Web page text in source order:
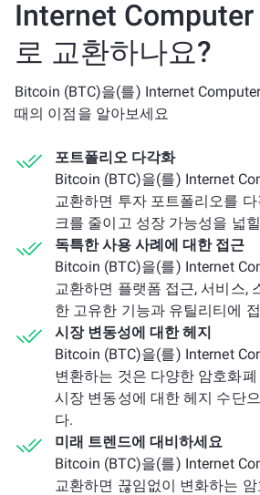
Internet Computer
로 교환하나요?
Bitcoin (BTC)을(를) Internet
때의 이점을 알아보세요
포트폴리오 다각화
Bitcoin (BTC)을(를) Internet
교환하면 투자 포트폴리오를
크를 줄이고 성장 가능성을 넓
독특한 사용 사례에 대한 접근
Bitcoin (BTC)을(를) Internet
교환하면 플랫폼 접근, 서비스,
한 고유한 기능과 유틸리티에
시장 변동성에 대한 헤지
Bitcoin (BTC)을(를) Internet
변환하는 것은 다양한 암호화
시장 변동성에 대한 헤지 수단
다.
미래 트렌드에 대비하세요
Bitcoin (BTC)을(를) Internet
교환하면 끊임없이 변화하는